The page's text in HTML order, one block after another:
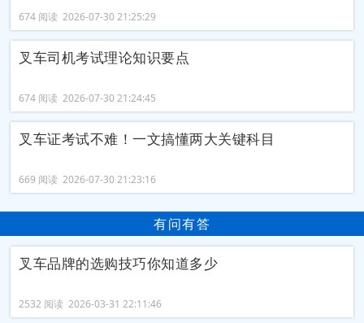
674 阅读 2026-07-30 21:25:29
叉车司机考试理论知识要点
674 阅读 2026-07-30 21:24:45
叉车证考试不难！一文搞懂两大关键科目
669 阅读 2026-07-30 21:23:16
有问有答
叉车品牌的选购技巧你知道多少
2532 阅读 2026-03-31 22:11:46